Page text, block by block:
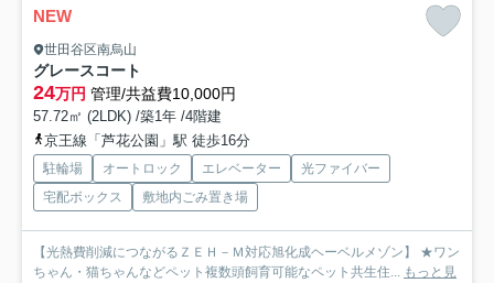
NEW
世田谷区南烏山
グレースコート
24万円 管理/共益費10,000円
57.72㎡ (2LDK) /築1年 /4階建
京王線「芦花公園」駅 徒歩16分
駐輪場 オートロック エレベーター
光ファイバー
宅配ボックス
敷地内ごみ置き場
【光熱費削減につながるＺＥＨ－Ｍ対応旭化成ヘーベルメゾン】 ★ワン
ちゃん・猫ちゃんなどペット複数頭飼育可能なペット共生住... もっと見